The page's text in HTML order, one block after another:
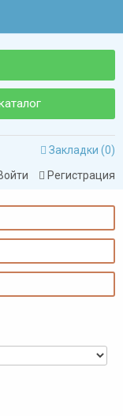
 Закладки (0)
 Регистрация